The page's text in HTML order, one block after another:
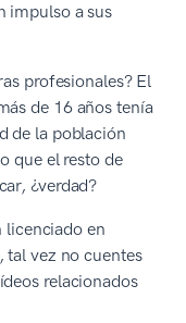
impulso a sus
profesionales? El
de 16 años tenía
de la población
que el resto de
¿verdad?
licenciado en
tal vez no cuentes
relacionados